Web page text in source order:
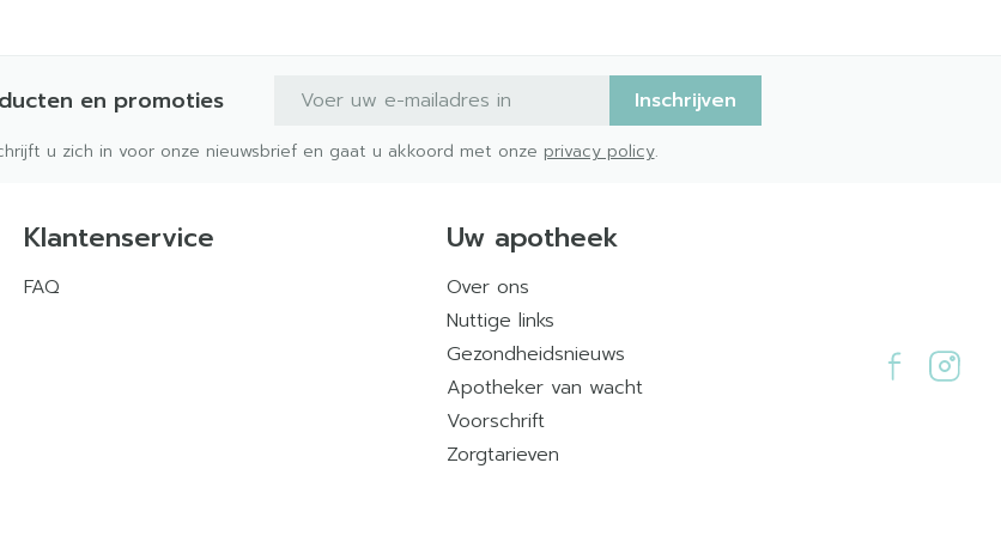
en promoties E-mail adres Inschrijven
u zich in voor onze nieuwsbrief en gaat u akkoord met onze privacy policy.
Klantenservice
FAQ
Uw apotheek
Over ons
Nuttige links
Gezondheidsnieuws
Apotheker van wacht
Voorschrift
Zorgtarieven